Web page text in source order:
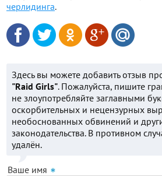
черлидинга.
Здесь вы можете добавить отзыв
"Raid Girls". Пожалуйста, пишите
не злоупотребляйте заглавными
оскорбительных и нецензурных
необоснованных обвинений и
законодательства. В противном
удалён.
Ваше имя